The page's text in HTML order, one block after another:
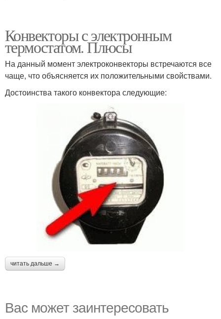
Конвекторы с электронным
термостатом. Плюсы
На данный момент электроконвекторы встречаются все
чаще, что объясняется их положительными свойствами.
Достоинства такого конвектора следующие:
читать дальше →
Вас может заинтересовать